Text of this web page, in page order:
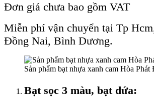
Đơn giá chưa bao gồm VAT
Miễn phí vận chuyển tại Tp
Đồng Nai, Bình Dương.
Sản phẩm bạt nhựa xanh cam Hòa Phát
Bạt sọc 3 màu, bạt dứa: